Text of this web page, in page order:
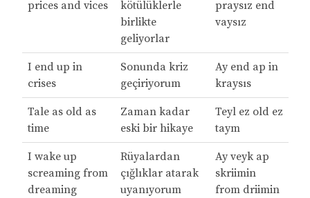
prices and vices
kötülüklerle
birlikte
geliyorlar
praysız end
vaysız
I end up in
crises
Sonunda kriz
geçiriyorum
Ay end ap in
kraysıs
Tale as old as
time
Zaman kadar
eski bir hikaye
Teyl ez old ez
taym
I wake up
screaming from
dreaming
Rüyalardan
çığlıklar atarak
uyanıyorum
Ay veyk ap
skriimin
from driimin